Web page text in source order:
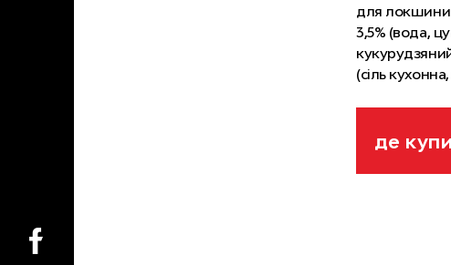
для локшини
3,5% (вода,
(сіль
натрію;
цукор,
де